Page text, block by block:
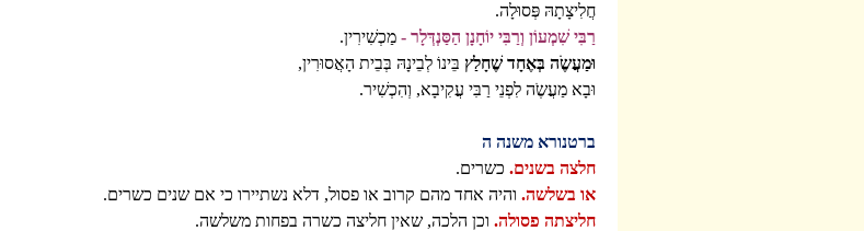
חֲלִיצָתָהּ פְּסוּלָה.
רַבִּי שִׁמְעוֹן וְרַבִּי יוֹחָנָן הַסַּנְדְּלָר - מַכְשִׁירִין.
וּמַעֲשֶֹה בְּאֶחָד שֶׁחָלַץ בֵּינוֹ לְבֵינָהּ בְּבֵית הָאֲסוּרִין,
וּבָא מַעֲשֶֹה לִפְנֵי רַבִּי עֲקִיבָא, וְהִכְשִׁיר.
ברטנורא משנה ה
חלצה בשנים. כשרים.
או בשלשה. והיה אחד מהם קרוב או פסול, דלא נשתיירו כי אם שנים כשרים.
חליצתה פסולה. וכן הלכה, שאין חליצה כשרה בפחות משלשה.